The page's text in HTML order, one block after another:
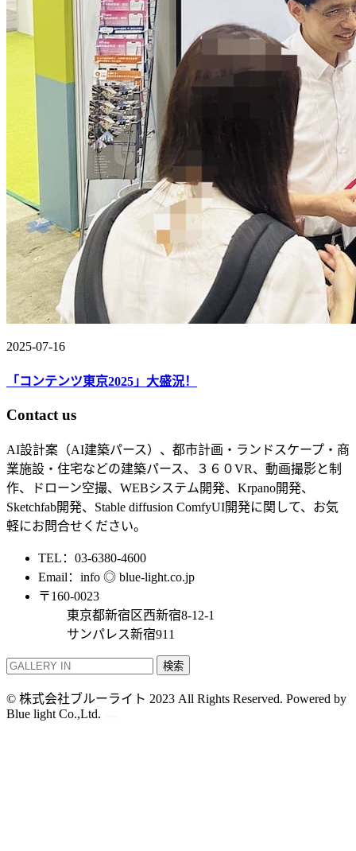
2025-07-16
「コンテンツ東京2025」大盛況！
Contact us
AI設計案（AI建築パース）、都市計画・ランドスケープ・商
業施設・住宅などの建築パース、３６０VR、動画撮影と制
作、ドローン空撮、WEBシステム開発、Krpano開発、
Sketchfab開発、Stable diffusion ComfyUI開発に関して、お気
軽にお問合せください。
TEL：03-6380-4600
Email：info ◎ blue-light.co.jp
〒160-0023
東京都新宿区西新宿8-12-1
サンパレス新宿911
検索
© 株式会社ブルーライト 2023 All Rights Reserved. Powered by
Blue light Co.,Ltd.